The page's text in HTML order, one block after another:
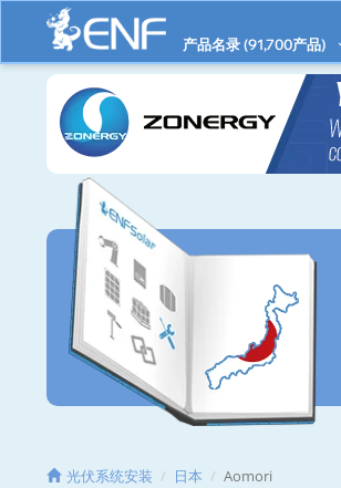
产品名录 (91,700产品)
光伏系统安装 日本 Aomori